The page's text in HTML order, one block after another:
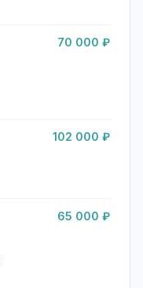
70 000 ₽
102 000 ₽
65 000 ₽